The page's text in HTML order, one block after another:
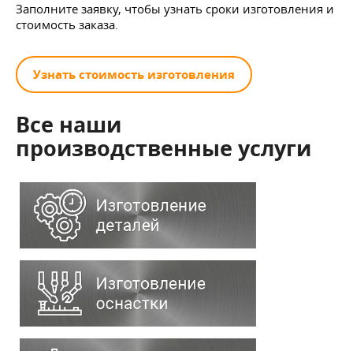
Заполните заявку, чтобы узнать сроки изготовления и
стоимость заказа.
Узнать стоимость изготовления
Все наши
производственные услуги